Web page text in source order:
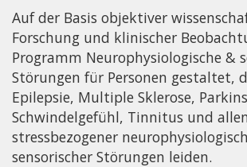
Auf der Basis objektiver
Forschung und klinischer
Programm Neurophysiologische &
Störungen für Personen gestaltet,
Epilepsie, Multiple Sklerose,
Schwindelgefühl, Tinnitus und
stressbezogener
sensorischer Störungen leiden.